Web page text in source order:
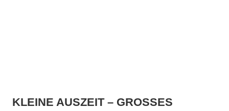
KLEINE AUSZEIT – GROSSES D